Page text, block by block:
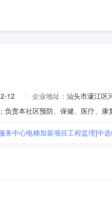
12 企业地址： 汕头市濠江区
责本社区预防、保健、医疗、康
务中心电梯加装项目工程监理]中